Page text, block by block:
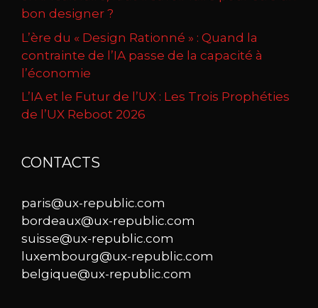
bon designer ?
L’ère du « Design Rationné » : Quand la
contrainte de l’IA passe de la capacité à
l’économie
L’IA et le Futur de l’UX : Les Trois Prophéties
de l’UX Reboot 2026
CONTACTS
paris@ux-republic.com
bordeaux@ux-republic.com
suisse@ux-republic.com
luxembourg@ux-republic.com
belgique@ux-republic.com